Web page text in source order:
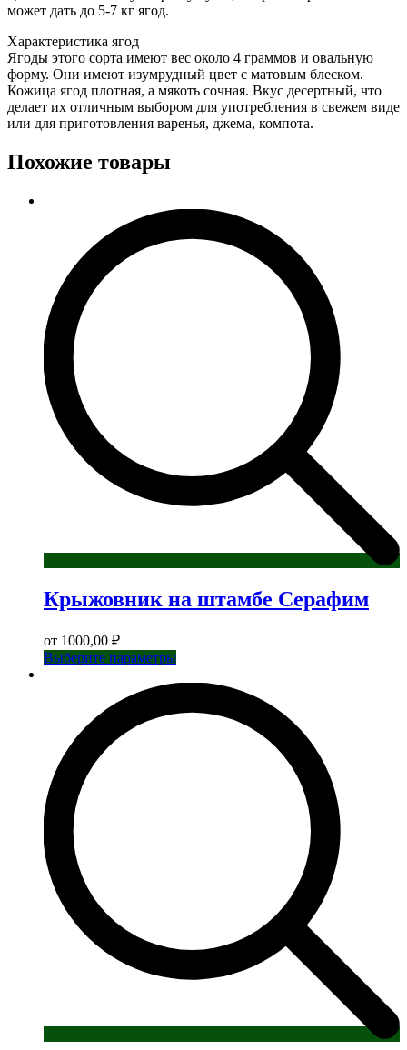
может дать до 5-7 кг ягод.
Характеристика ягод
Ягоды этого сорта имеют вес около 4 граммов и овальную
форму. Они имеют изумрудный цвет с матовым блеском.
Кожица ягод плотная, а мякоть сочная. Вкус десертный, что
делает их отличным выбором для употребления в свежем виде
или для приготовления варенья, джема, компота.
Похожие товары
Крыжовник на штамбе Серафим
от 1000,00 ₽
Выберите параметрыЭтот
вариаций.